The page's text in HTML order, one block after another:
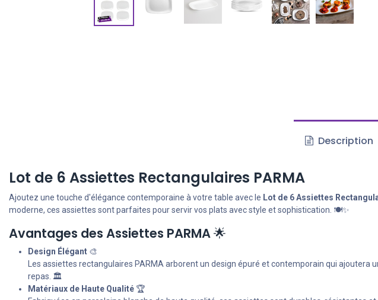
Description
Lot de 6 Assiettes Rectangulaires PARMA
Ajoutez une touche d'élégance contemporaine à votre table avec le Lot de 6 Assiettes
moderne, ces assiettes sont parfaites pour servir vos plats avec style et sophistication. 🍽️✨
Avantages des Assiettes PARMA🌟
Design Élégant 🎨
Les assiettes rectangulaires PARMA arborent un design épuré et contemporain qui
repas. 🏛️
Matériaux de Haute Qualité 🏆